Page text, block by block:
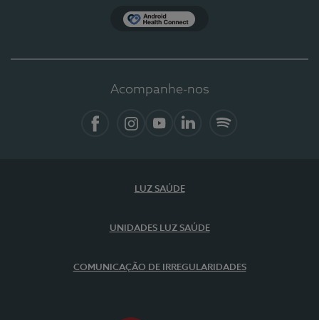
Acompanhe-nos
LUZ SAÚDE
UNIDADES LUZ SAÚDE
COMUNICAÇÃO DE IRREGULARIDADES